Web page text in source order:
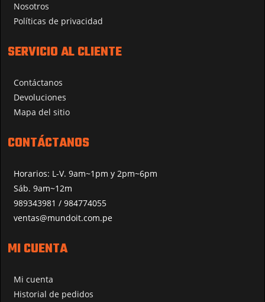
Nosotros
Políticas de privacidad
SERVICIO AL CLIENTE
Contáctanos
Devoluciones
Mapa del sitio
CONTÁCTANOS
Horarios: L-V. 9am~1pm y 2pm~6pm
Sáb. 9am~12m
989343981 / 984774055
ventas@mundoit.com.pe
MI CUENTA
Mi cuenta
Historial de pedidos